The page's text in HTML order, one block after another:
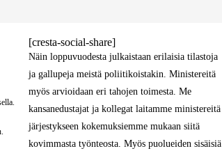
[cresta-social-share]
Näin loppuvuodesta julkaistaan erilaisia tilastoja
ja gallupeja meistä poliitikoistakin. Ministereitä
myös arvioidaan eri tahojen toimesta. Me
kansanedustajat ja kollegat laitamme ministereitä
järjestykseen kokemuksiemme mukaan siitä
kovimmasta työnteosta. Myös puolueiden sisäisiä